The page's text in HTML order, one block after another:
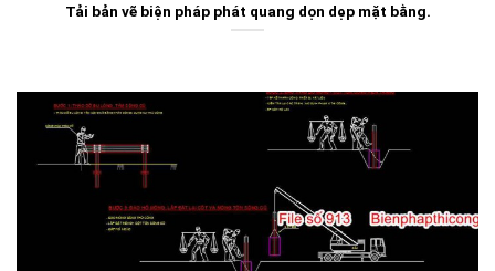
Tải bản vẽ biện pháp phát quang dọn dẹp mặt bằng.